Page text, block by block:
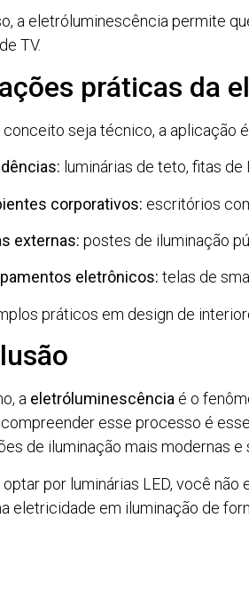
a eletróluminescência permite
TV.
práticas da
conceito seja técnico, a aplicação
luminárias de teto, fitas
corporativos: escritórios
externas: postes de iluminação
eletrônicos: telas de
práticos em design de
a eletróluminescência é o
esse processo é
de iluminação mais modernas e
optar por luminárias LED, você
eletricidade em iluminação de